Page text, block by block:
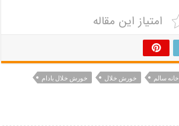
امتیاز این مقاله
خانه سالم خورش خلال
خورش خلال بادام